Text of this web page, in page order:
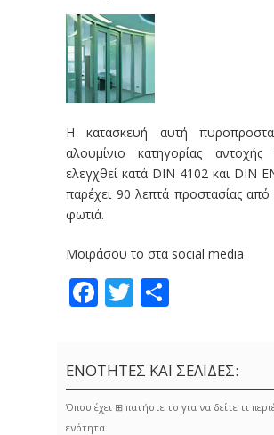
Η κατασκευή αυτή
αλουμίνιο κατηγορίας
ελεγχθεί κατά DIN 4102 και DIN
παρέχει 90 λεπτά προστασίας από
φωτιά.
Μοιράσου το στα social media
Facebook
Twitter
ΕΝΟΤΗΤΕΣ ΚΑΙ ΣΕΛΙΔΕΣ:
Όπου έχει ⊞ πατήστε το για να δείτε τι
ενότητα.